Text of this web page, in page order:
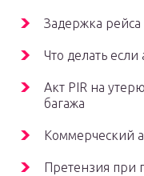
Задержка рейса
Что делать
Акт PIR на
багажа
Коммерческий
Претензия при